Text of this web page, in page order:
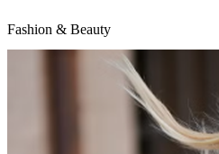
Fashion & Beauty